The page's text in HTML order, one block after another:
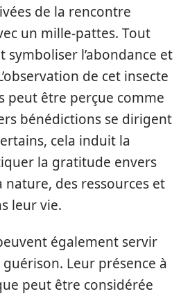
de la rencontre
un mille-pattes. Tout
symboliser l’abondance et
de cet insecte
peut être perçue comme
bénédictions se dirigent
cela induit la
la gratitude envers
nature, des ressources et
leur vie.
également servir
Leur présence à
peut être considérée